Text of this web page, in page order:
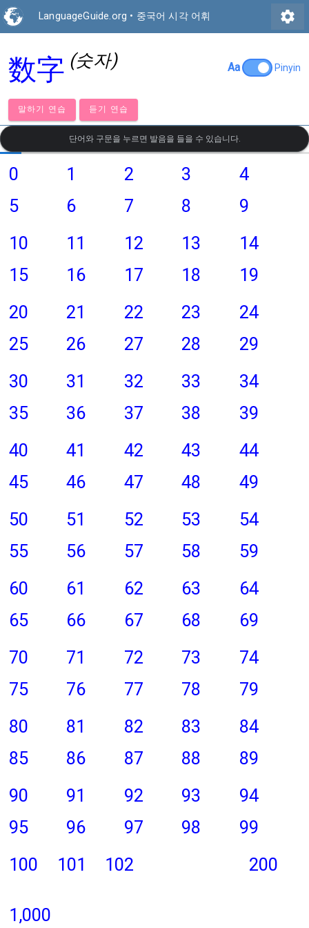
LanguageGuide.org • 중국어 시각 어휘 settings
数字 (숫자) Aa Pinyin
말하기 연습 듣기 연습
단어와 구문을 누르면 발음을 들을 수 있습니다.
0 1 2 3
4
5
6 7 8
9
10
11 12 13
14
15
16 17 18
19
20
21 22 23
24
25
26 27 28
29
30
31 32 33
34
35
36 37 38
39
40
41 42 43
44
45
46 47 48
49
50
51 52 53
54
55
56 57 58
59
60
61 62 63
64
65
66 67 68
69
70
71 72 73
74
75
76 77 78
79
80
81 82 83
84
85
86 87 88
89
90
91 92 93
94
95
96 97 98
99
100
101 102 200
1,000